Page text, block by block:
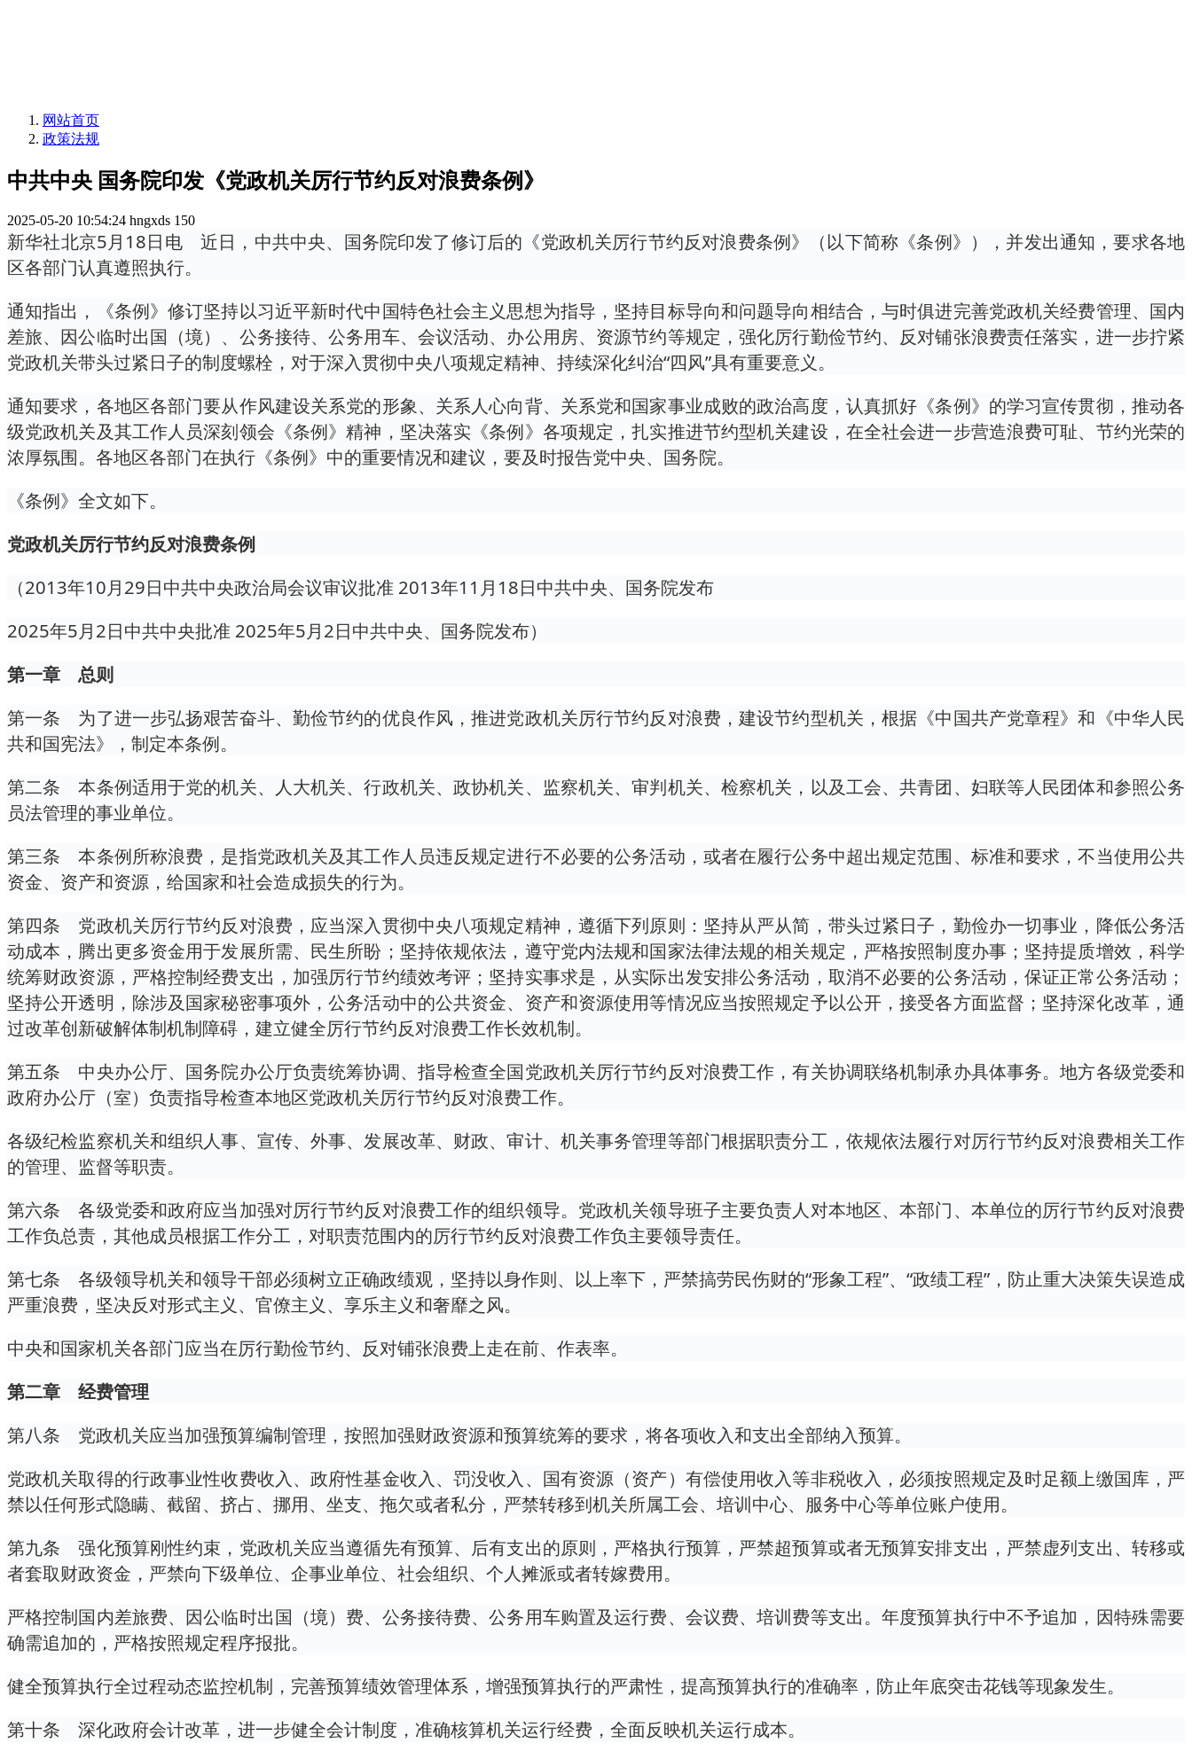
网站首页
政策法规
中共中央 国务院印发《党政机关厉行节约反对浪费条例》
2025-05-20 10:54:24 hngxds 150
新华社北京5月18日电 近日，中共中央、国务院印发了修订后的《党政机关厉行节约反对浪费条例》（以下简称《条例》），并发出通知，要求各地
区各部门认真遵照执行。
通知指出，《条例》修订坚持以习近平新时代中国特色社会主义思想为指导，坚持目标导向和问题导向相结合，与时俱进完善党政机关经费管理、国内
差旅、因公临时出国（境）、公务接待、公务用车、会议活动、办公用房、资源节约等规定，强化厉行勤俭节约、反对铺张浪费责任落实，进一步拧紧
党政机关带头过紧日子的制度螺栓，对于深入贯彻中央八项规定精神、持续深化纠治“四风”具有重要意义。
通知要求，各地区各部门要从作风建设关系党的形象、关系人心向背、关系党和国家事业成败的政治高度，认真抓好《条例》的学习宣传贯彻，推动各
级党政机关及其工作人员深刻领会《条例》精神，坚决落实《条例》各项规定，扎实推进节约型机关建设，在全社会进一步营造浪费可耻、节约光荣的
浓厚氛围。各地区各部门在执行《条例》中的重要情况和建议，要及时报告党中央、国务院。
《条例》全文如下。
党政机关厉行节约反对浪费条例
（2013年10月29日中共中央政治局会议审议批准 2013年11月18日中共中央、国务院发布
2025年5月2日中共中央批准 2025年5月2日中共中央、国务院发布）
第一章 总则
第一条 为了进一步弘扬艰苦奋斗、勤俭节约的优良作风，推进党政机关厉行节约反对浪费，建设节约型机关，根据《中国共产党章程》和《中华人民
共和国宪法》，制定本条例。
第二条 本条例适用于党的机关、人大机关、行政机关、政协机关、监察机关、审判机关、检察机关，以及工会、共青团、妇联等人民团体和参照公务
员法管理的事业单位。
第三条 本条例所称浪费，是指党政机关及其工作人员违反规定进行不必要的公务活动，或者在履行公务中超出规定范围、标准和要求，不当使用公共
资金、资产和资源，给国家和社会造成损失的行为。
第四条 党政机关厉行节约反对浪费，应当深入贯彻中央八项规定精神，遵循下列原则：坚持从严从简，带头过紧日子，勤俭办一切事业，降低公务活
动成本，腾出更多资金用于发展所需、民生所盼；坚持依规依法，遵守党内法规和国家法律法规的相关规定，严格按照制度办事；坚持提质增效，科学
统筹财政资源，严格控制经费支出，加强厉行节约绩效考评；坚持实事求是，从实际出发安排公务活动，取消不必要的公务活动，保证正常公务活动；
坚持公开透明，除涉及国家秘密事项外，公务活动中的公共资金、资产和资源使用等情况应当按照规定予以公开，接受各方面监督；坚持深化改革，通
过改革创新破解体制机制障碍，建立健全厉行节约反对浪费工作长效机制。
第五条 中央办公厅、国务院办公厅负责统筹协调、指导检查全国党政机关厉行节约反对浪费工作，有关协调联络机制承办具体事务。地方各级党委和
政府办公厅（室）负责指导检查本地区党政机关厉行节约反对浪费工作。
各级纪检监察机关和组织人事、宣传、外事、发展改革、财政、审计、机关事务管理等部门根据职责分工，依规依法履行对厉行节约反对浪费相关工作
的管理、监督等职责。
第六条 各级党委和政府应当加强对厉行节约反对浪费工作的组织领导。党政机关领导班子主要负责人对本地区、本部门、本单位的厉行节约反对浪费
工作负总责，其他成员根据工作分工，对职责范围内的厉行节约反对浪费工作负主要领导责任。
第七条 各级领导机关和领导干部必须树立正确政绩观，坚持以身作则、以上率下，严禁搞劳民伤财的“形象工程”、“政绩工程”，防止重大决策失误造成
严重浪费，坚决反对形式主义、官僚主义、享乐主义和奢靡之风。
中央和国家机关各部门应当在厉行勤俭节约、反对铺张浪费上走在前、作表率。
第二章 经费管理
第八条 党政机关应当加强预算编制管理，按照加强财政资源和预算统筹的要求，将各项收入和支出全部纳入预算。
党政机关取得的行政事业性收费收入、政府性基金收入、罚没收入、国有资源（资产）有偿使用收入等非税收入，必须按照规定及时足额上缴国库，严
禁以任何形式隐瞒、截留、挤占、挪用、坐支、拖欠或者私分，严禁转移到机关所属工会、培训中心、服务中心等单位账户使用。
第九条 强化预算刚性约束，党政机关应当遵循先有预算、后有支出的原则，严格执行预算，严禁超预算或者无预算安排支出，严禁虚列支出、转移或
者套取财政资金，严禁向下级单位、企事业单位、社会组织、个人摊派或者转嫁费用。
严格控制国内差旅费、因公临时出国（境）费、公务接待费、公务用车购置及运行费、会议费、培训费等支出。年度预算执行中不予追加，因特殊需要
确需追加的，严格按照规定程序报批。
健全预算执行全过程动态监控机制，完善预算绩效管理体系，增强预算执行的严肃性，提高预算执行的准确率，防止年底突击花钱等现象发生。
第十条 深化政府会计改革，进一步健全会计制度，准确核算机关运行经费，全面反映机关运行成本。